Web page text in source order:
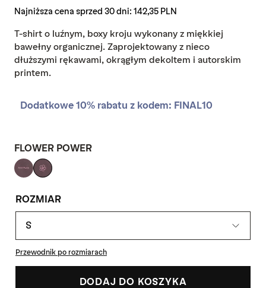
Najniższa cena sprzed 30 dni: 142,35 PLN
T-shirt o luźnym, boxy kroju wykonany z miękkiej
bawełny organicznej. Zaprojektowany z nieco
dłuższymi rękawami, okrągłym dekoltem i autorskim
printem.
FLOWER POWER
ROZMIAR
S
Przewodnik po rozmiarach
DODAJ DO KOSZYKA